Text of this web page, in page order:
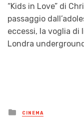
“Kids in Love” di
passaggio
eccessi, la voglia
Londra
Posted
in
CINEMA